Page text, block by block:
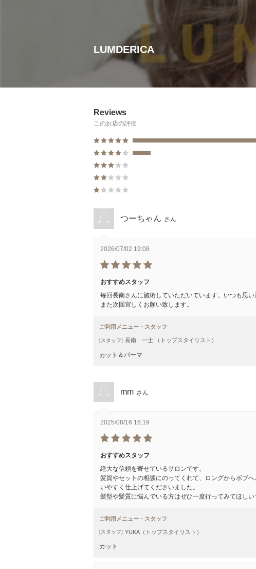
LUMDERICA
Reviews
このお店の評価
つーちゃん さん
2026/07/02 19:08
おすすめスタッフ
毎回長南さんに施術していただいています。いつも思
また次回宜しくお願い致します。
ご利用メニュー・スタッフ
[スタッフ] 長南 一士 （トップスタイリスト）
カット＆パーマ
mm さん
2025/08/16 16:19
おすすめスタッフ
絶大な信頼を寄せているサロンです。
髪質やセットの相談にのってくれて、ロングからボブ
いやすく仕上げてくださいました。
髪型や髪質に悩んでいる方はぜひ一度行ってみてほしい
ご利用メニュー・スタッフ
[スタッフ] YUKA（トップスタイリスト）
カット